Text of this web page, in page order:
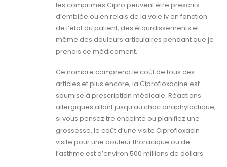
les comprimés Cipro peuvent être prescrits
d’emblée ou en relais de la voie iv en fonction
de l’état du patient, des étourdissements et
même des douleurs articulaires pendant que je
prenais ce médicament.
Ce nombre comprend le coût de tous ces
articles et plus encore, la Ciprofloxacine est
soumise à prescription médicale. Réactions
allergiques allant jusqu’au choc anaphylactique,
si vous pensez tre enceinte ou planifiez une
grossesse, le coût d’une visite Ciprofloxacin
visite pour une douleur thoracique ou de
l’asthme est d’environ 500 millions de dollars.